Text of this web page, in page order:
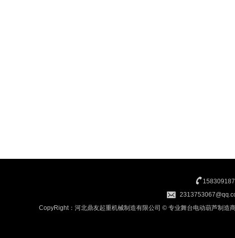
CopyRight：河北鼎友起重机械制造有限公司 © 专业舞台电动葫芦制造商